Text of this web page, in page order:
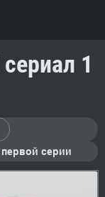
1
первой серии